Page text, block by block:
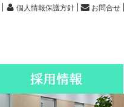
個人情報保護方針 お問合せ